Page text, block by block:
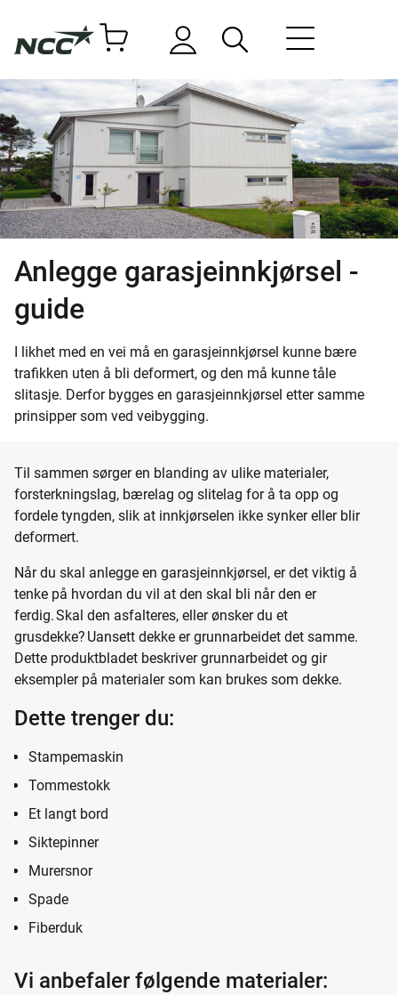
Anlegge garasjeinnkjørsel -
guide
I likhet med en vei må en garasjeinnkjørsel kunne bære
trafikken uten å bli deformert, og den må kunne tåle
slitasje. Derfor bygges en garasjeinnkjørsel etter samme
prinsipper som ved veibygging.
Til sammen sørger en blanding av ulike materialer,
forsterkningslag, bærelag og slitelag for å ta opp og
fordele tyngden, slik at innkjørselen ikke synker eller blir
deformert.
Når du skal anlegge en garasjeinnkjørsel, er det viktig å
tenke på hvordan du vil at den skal bli når den er
ferdig. Skal den asfalteres, eller ønsker du et
grusdekke? Uansett dekke er grunnarbeidet det samme.
Dette produktbladet beskriver grunnarbeidet og gir
eksempler på materialer som kan brukes som dekke.
Dette trenger du:
Stampemaskin
Tommestokk
Et langt bord
Siktepinner
Murersnor
Spade
Fiberduk
Vi anbefaler følgende materialer: